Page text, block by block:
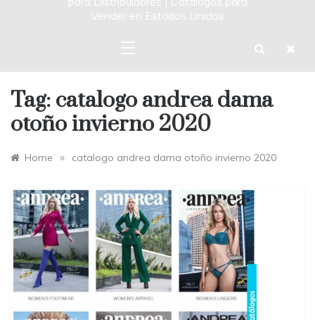
Vender en Estados Unidos
Tag: catalogo andrea dama
otoño invierno 2020
Home » catalogo andrea dama otoño invierno 2020